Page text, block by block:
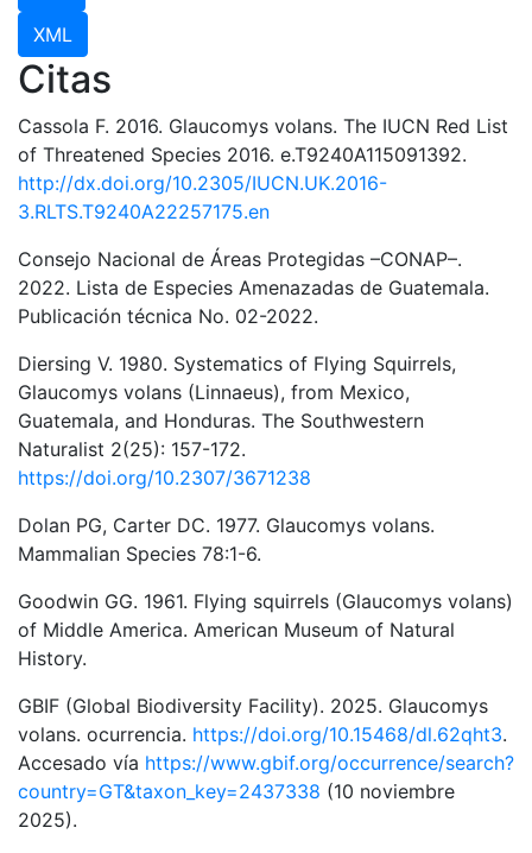
XML
Citas
Cassola F. 2016. Glaucomys volans. The IUCN Red List
of Threatened Species 2016. e.T9240A115091392.
http://dx.doi.org/10.2305/IUCN.UK.2016-
3.RLTS.T9240A22257175.en
Consejo Nacional de Áreas Protegidas –CONAP–.
2022. Lista de Especies Amenazadas de Guatemala.
Publicación técnica No. 02-2022.
Diersing V. 1980. Systematics of Flying Squirrels,
Glaucomys volans (Linnaeus), from Mexico,
Guatemala, and Honduras. The Southwestern
Naturalist 2(25): 157-172.
https://doi.org/10.2307/3671238
Dolan PG, Carter DC. 1977. Glaucomys volans.
Mammalian Species 78:1-6.
Goodwin GG. 1961. Flying squirrels (Glaucomys volans)
of Middle America. American Museum of Natural
History.
GBIF (Global Biodiversity Facility). 2025. Glaucomys
volans. ocurrencia. https://doi.org/10.15468/dl.62qht3.
Accesado vía https://www.gbif.org/occurrence/search?
country=GT&taxon_key=2437338 (10 noviembre
2025).